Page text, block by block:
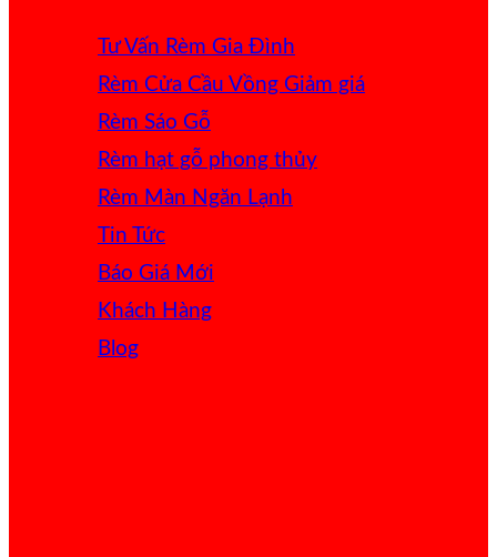
Tư Vấn Rèm Gia Đình
Rèm Cửa Cầu Vồng
Rèm Sáo Gỗ
Rèm hạt gỗ phong thủy
Rèm Màn Ngăn Lạnh
Tin Tức
Báo Giá
Khách Hàng
Blog